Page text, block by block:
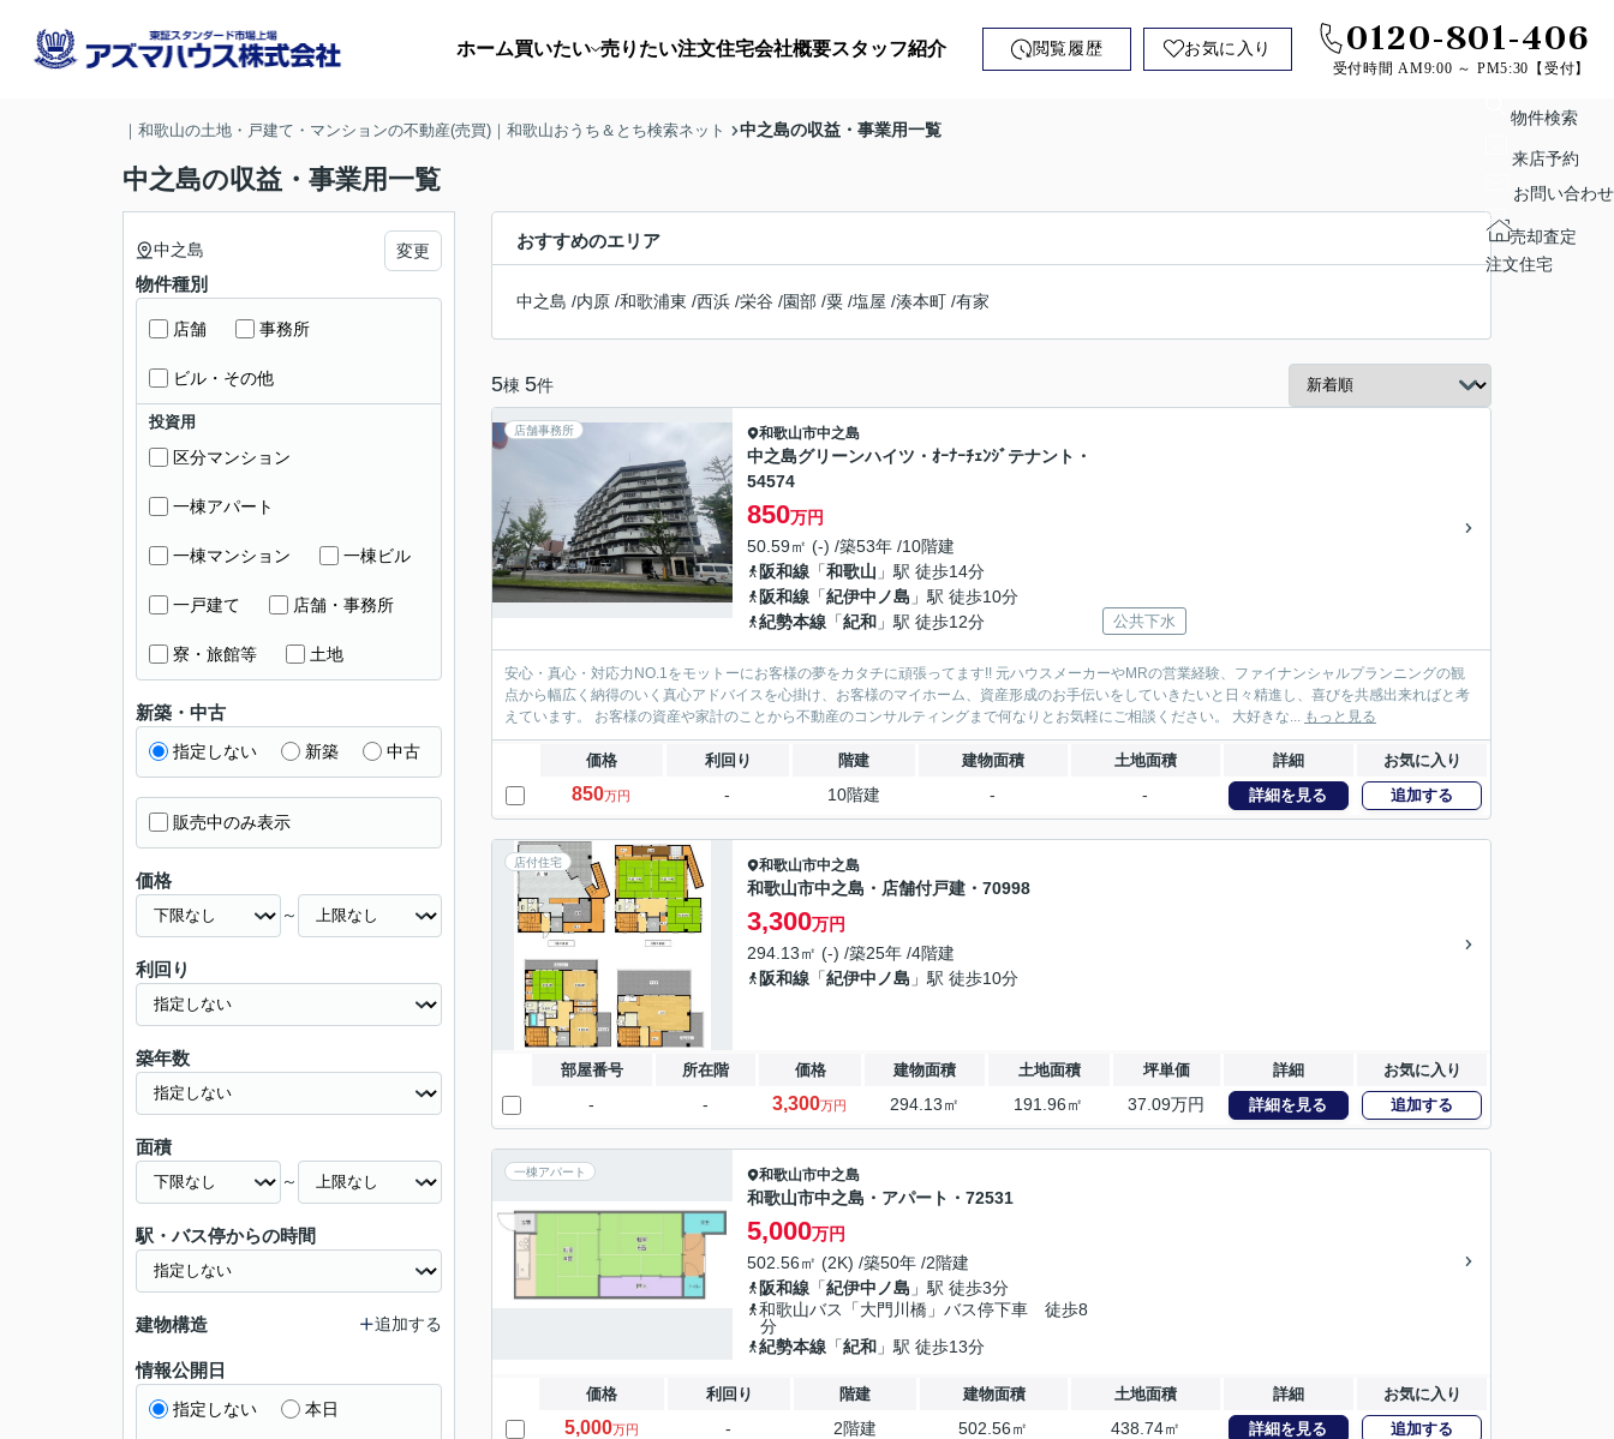
ホーム買いたい 売りたい注文住宅会社概要スタッフ紹介 閲覧履歴 お気に入り 0120-801-406
受付時間 AM9:00 ～ PM5:30【受付】
｜和歌山の土地・戸建て・マンションの不動産(売買)｜和歌山おうち＆とち検索ネット 中之島の収益・事業用一覧
中之島の収益・事業用一覧
おすすめのエリア
中之島 /内原 /和歌浦東 /西浜 /栄谷 /園部 /粟 /塩屋 /湊本町 /有家
5棟 5件
店舗事務所 和歌山市中之島
中之島グリーンハイツ・ｵｰﾅｰﾁｪﾝｼﾞテナント・
54574
850万円
50.59㎡ (-) /築53年 /10階建
阪和線 「和歌山 」駅 徒歩14分
阪和線 「紀伊中ノ島 」駅 徒歩10分
紀勢本線 「紀和 」駅 徒歩12分 公共下水
安心・真心・対応力NO.1をモットーにお客様の夢をカタチに頑張ってます!! 元ハウスメーカーやMRの営業経験、ファイナンシャルプランニングの観
点から幅広く納得のいく真心アドバイスを心掛け、お客様のマイホーム、資産形成のお手伝いをしていきたいと日々精進し、喜びを共感出来ればと考
えています。 お客様の資産や家計のことから不動産のコンサルティングまで何なりとお気軽にご相談ください。 大好きな...
もっと見る
価格 利回り 階建 建物面積 土地面積 詳細 お気に入り
850万円 - 10階建 - - 詳細を見る 追加する
店付住宅 和歌山市中之島
和歌山市中之島・店舗付戸建・70998
3,300万円
294.13㎡ (-) /築25年 /4階建
阪和線 「紀伊中ノ島 」駅 徒歩10分
部屋番号 所在階 価格 建物面積 土地面積 坪単価 詳細 お気に入り
- - 3,300万円 294.13㎡ 191.96㎡ 37.09万円 詳細を見る 追加する
一棟アパート 和歌山市中之島
和歌山市中之島・アパート・72531
5,000万円
502.56㎡ (2K) /築50年 /2階建
阪和線 「紀伊中ノ島 」駅 徒歩3分
和歌山バス「大門川橋」バス停下車 徒歩8
分
紀勢本線 「紀和 」駅 徒歩13分
価格 利回り 階建 建物面積 土地面積 詳細 お気に入り
5,000万円 - 2階建 502.56㎡ 438.74㎡ 詳細を見る 追加する
中之島 変更
物件種別
店舗 事務所
ビル・その他
投資用
区分マンション
一棟アパート
一棟マンション 一棟ビル
一戸建て 店舗・事務所
寮・旅館等 土地
新築・中古
指定しない 新築 中古
販売中のみ表示
価格
～
利回り
築年数
面積
～
駅・バス停からの時間
建物構造 追加する
情報公開日
指定しない 本日
物件検索
来店予約
お問い合わせ
売却査定
注文住宅